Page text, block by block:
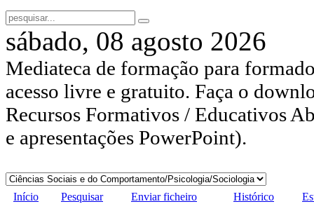
sábado, 08 agosto 2026
Mediateca de formação para
acesso livre e gratuito. Faça o
Recursos Formativos / Educativos
e apresentações PowerPoint).
Início Pesquisar Enviar ficheiro Histórico